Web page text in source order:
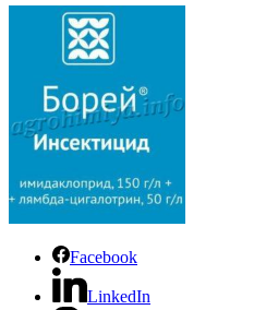
Facebook
LinkedIn